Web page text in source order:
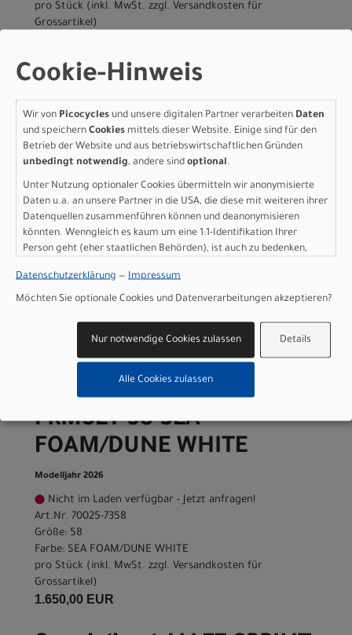
pro Stück (inkl. MwSt. zzgl. Versandkosten für
Grossartikel)
Specialized Allez Sprint
Frameset - D'Aluisio
Smartweld Alloy Satin
Sea Foam / Gloss Dune
White 56
Modelljahr 2025
Nicht im Laden verfügbar - Jetzt anfragen!
Farbe: Satin Sea Foam / Gloss Dune White
Grösse: 56
1.649,00 EUR
Specialized ALLEZ SPRINT
FRMSET 58 SEA
FOAM/DUNE WHITE
Modelljahr 2026
Nicht im Laden verfügbar - Jetzt anfragen!
Art.Nr. 70025-7358
Größe: 58
Farbe: SEA FOAM/DUNE WHITE
pro Stück (inkl. MwSt. zzgl. Versandkosten für
Grossartikel)
1.650,00 EUR
Cookie-Hinweis
Wir von Picocycles und unsere digitalen Partner verarbeiten Daten
und speichern Cookies mittels dieser Website. Einige sind für den
Betrieb der Website und aus betriebswirtschaftlichen Gründen
unbedingt notwendig, andere sind optional.
Unter Nutzung optionaler Cookies übermitteln wir anonymisierte
Daten u.a. an unsere Partner in die USA, die diese mit weiteren ihrer
Datenquellen zusammenführen können und deanonymisieren
könnten. Wenngleich es kaum um eine 1:1-Identifikation Ihrer
Person geht (eher staatlichen Behörden), ist auch zu bedenken,
sind wie bei uns in der Europäischen Union.
Datenschutzerklärung — Impressum
Möchten Sie optionale Cookies und Datenverarbeitungen akzeptieren?
Details
Nur notwendige Cookies zulassen
Alle Cookies zulassen